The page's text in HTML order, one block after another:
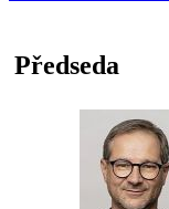
Předseda